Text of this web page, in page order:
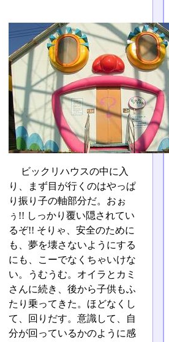
ビックリハウスの中に入
り、まず目が行くのはやっぱ
り振り子の軸部分だ。おぉ
ぅ!! しっかり覆い隠されてい
るぞ!! そりゃ、安全のために
も、夢を壊さないようにする
にも、こーでなくちゃいけな
い。うむうむ。オイラとカミ
さんに続き、後から子供もふ
たり乗ってきた。ほどなくし
て、回りだす。意識して、自
分が回っているかのように感